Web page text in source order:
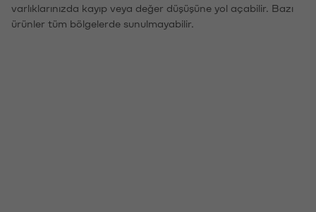
varlıklarınızda kayıp veya değer düşüşüne yol açabilir. Bazı
ürünler tüm bölgelerde sunulmayabilir.